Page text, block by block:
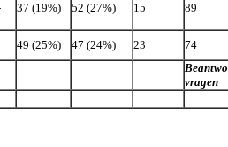
37 (19%) 52 (27%) 15 89
49 (25%) 47 (24%) 23
74
vragen